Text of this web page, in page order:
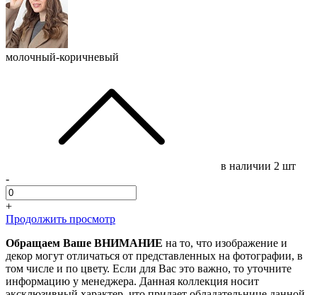
молочный-коричневый
в наличии 2 шт
-
+
Продолжить просмотр
Обращаем Ваше ВНИМАНИЕ на то, что изображение и
декор могут отличаться от представленных на фотографии, в
том числе и по цвету. Если для Вас это важно, то уточните
информацию у менеджера. Данная коллекция носит